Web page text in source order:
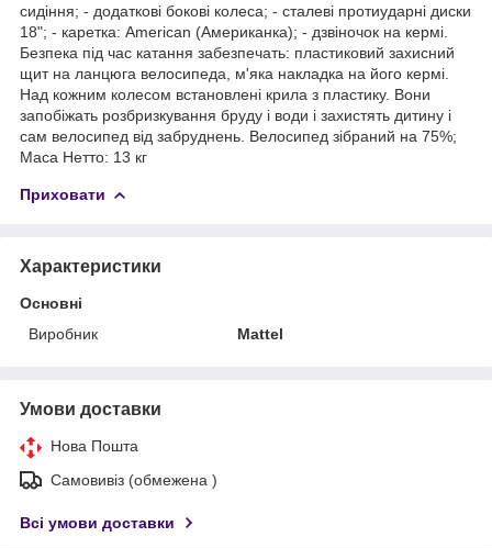
сидіння; - додаткові бокові колеса; - сталеві протиударні диски
18"; - каретка: American (Американка); - дзвіночок на кермі.
Безпека під час катання забезпечать: пластиковий захисний
щит на ланцюга велосипеда, м'яка накладка на його кермі.
Над кожним колесом встановлені крила з пластику. Вони
запобіжать розбризкування бруду і води і захистять дитину і
сам велосипед від забруднень. Велосипед зібраний на 75%;
Маса Нетто: 13 кг
Приховати
Характеристики
Основні
Виробник
Mattel
Умови доставки
Нова Пошта
Самовивіз (обмежена )
Всі умови доставки